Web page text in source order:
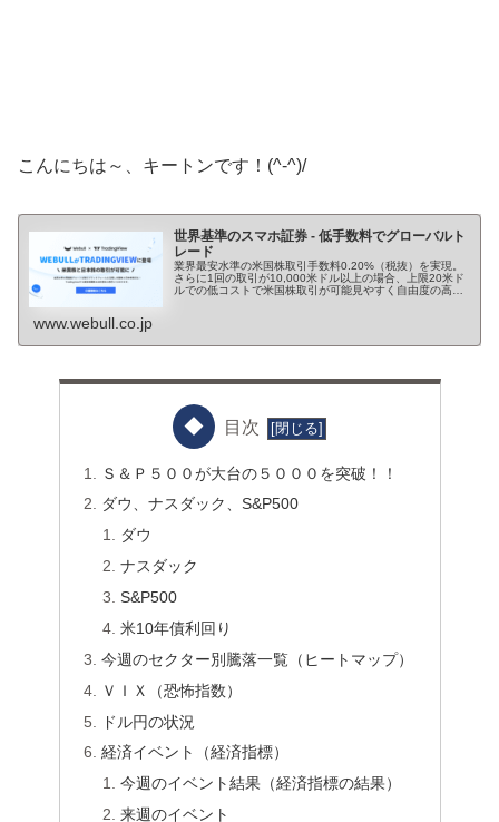
こんにちは～、キートンです！(^-^)/
世界基準のスマホ証券 - 低手数料でグローバルト
レード
業界最安水準の米国株取引手数料0.20%（税抜）を実現。
さらに1回の取引が10,000米ドル以上の場合、上限20米ド
ルでの低コストで米国株取引が可能見やすく自由度の高い
www.webull.co.jp
目次
Ｓ＆Ｐ５００が大台の５０００を突破！！
ダウ、ナスダック、S&P500
ダウ
ナスダック
S&P500
米10年債利回り
今週のセクター別騰落一覧（ヒートマップ）
ＶＩＸ（恐怖指数）
ドル円の状況
経済イベント（経済指標）
今週のイベント結果（経済指標の結果）
来週のイベント